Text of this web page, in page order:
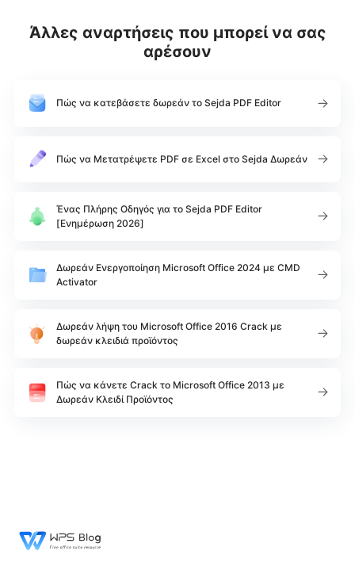
Άλλες αναρτήσεις που μπορεί να σας
αρέσουν
Πώς να κατεβάσετε δωρεάν το Sejda PDF Editor
Πώς να Μετατρέψετε PDF σε Excel στο Sejda Δωρεάν
Ένας Πλήρης Οδηγός για το Sejda PDF Editor
[Ενημέρωση 2026]
Δωρεάν Ενεργοποίηση Microsoft Office 2024 με CMD
Activator
Δωρεάν λήψη του Microsoft Office 2016 Crack με
δωρεάν κλειδιά προϊόντος
Πώς να κάνετε Crack το Microsoft Office 2013 με
Δωρεάν Κλειδί Προϊόντος